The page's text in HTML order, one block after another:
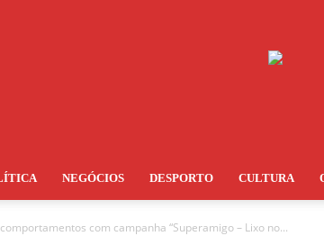
NEGÓCIOS DESPORTO CULTURA
com campanha “Superamigo – Lixo no...